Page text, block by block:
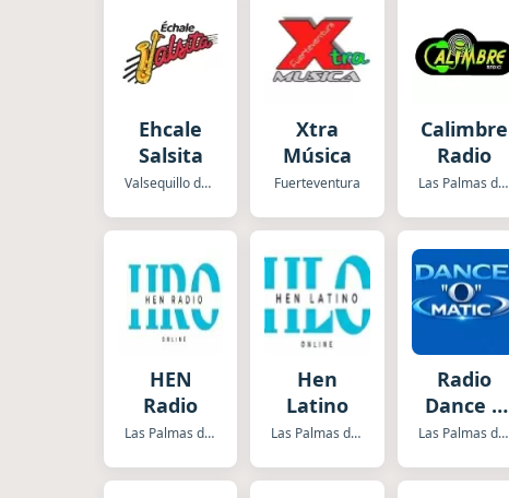
Ehcale
Salsita
Valsequillo de Gran Canaria
Xtra
Música
Fuerteventura
Calimbre
Radio
Las Palmas de Gran Canaria
HEN
Radio
Las Palmas de Gran Canaria
Hen
Latino
Las Palmas de Gran Canaria
Radio
Dance o
Matic Las Palmas de Gran Canaria